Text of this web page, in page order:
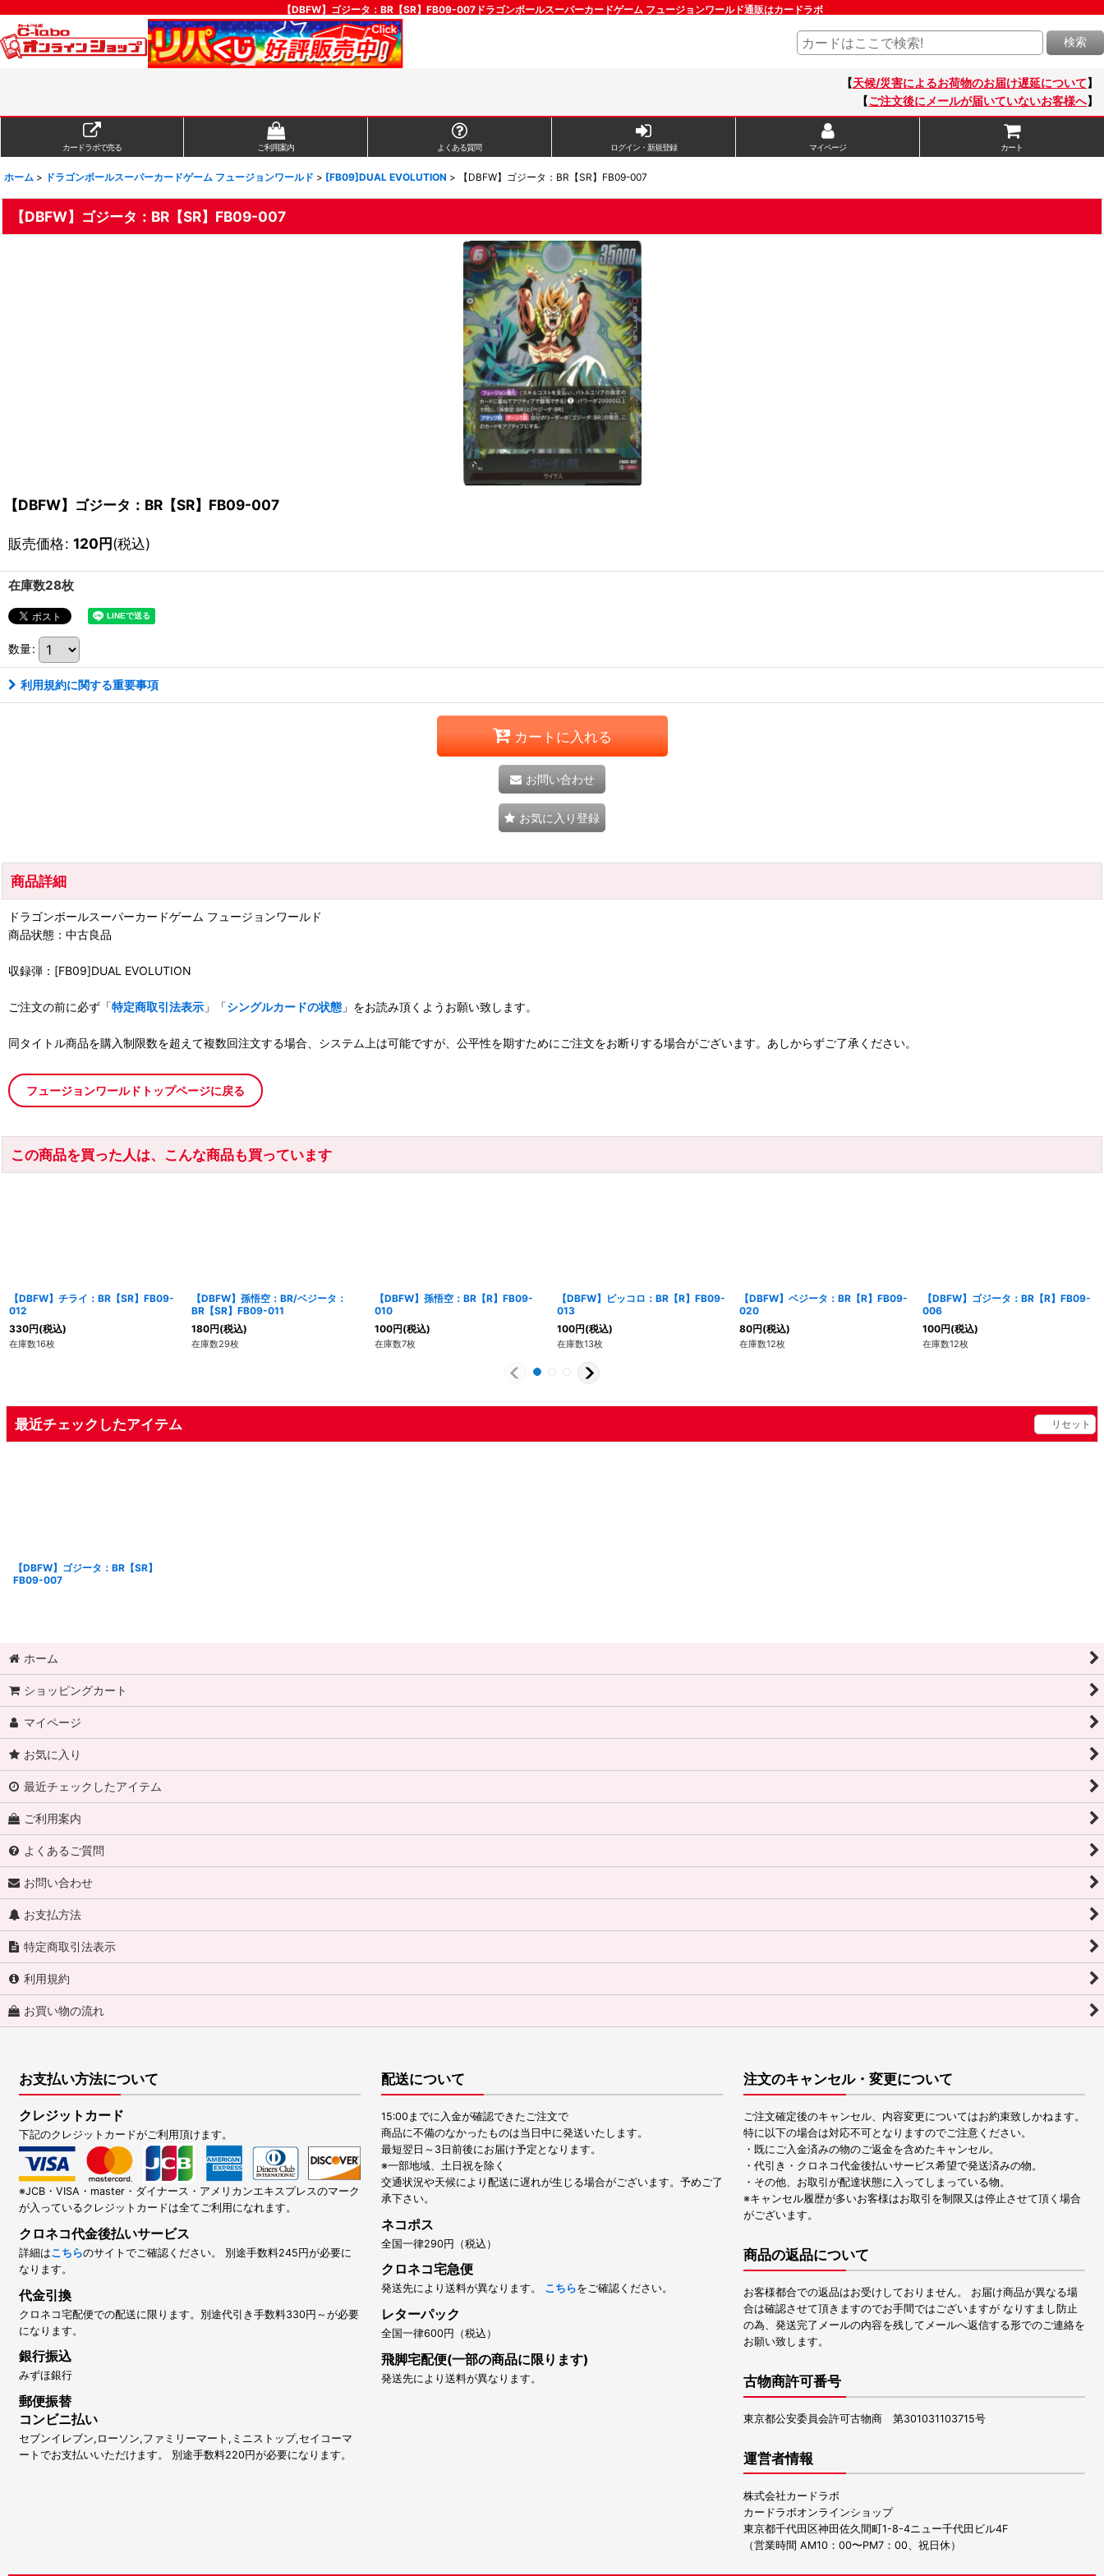
【DBFW】ゴジータ：BR【SR】FB09-007ドラゴンボールスーパーカードゲーム フュージョンワールド通販はカードラボ
検索
【天候/災害によるお荷物のお届け遅延について】
【ご注文後にメールが届いていないお客様へ】
カードラボで売る ご利用案内 よくある質問 ログイン・新規登録 マイページ カート
ホーム > ドラゴンボールスーパーカードゲーム フュージョンワールド > [FB09]DUAL EVOLUTION > 【DBFW】ゴジータ：BR【SR】FB09-007
【DBFW】ゴジータ：BR【SR】FB09-007
【DBFW】ゴジータ：BR【SR】FB09-007
販売価格: 120円(税込)
在庫数28枚
数量:
利用規約に関する重要事項
カートに入れる
お問い合わせ
お気に入り登録
商品詳細
ドラゴンボールスーパーカードゲーム フュージョンワールド
商品状態：中古良品
収録弾：[FB09]DUAL EVOLUTION
ご注文の前に必ず「特定商取引法表示 」「シングルカードの状態 」をお読み頂くようお願い致します。
同タイトル商品を購入制限数を超えて複数回注文する場合、システム上は可能ですが、公平性を期すためにご注文をお断りする場合がございます。あしからずご了承ください。
フュージョンワールドトップページに戻る
この商品を買った人は、こんな商品も買っています
【DBFW】チライ：BR【SR】FB09-
012
330円(税込)
在庫数16枚
【DBFW】孫悟空：BR/ベジータ：
BR【SR】FB09-011
180円(税込)
在庫数29枚
【DBFW】孫悟空：BR【R】FB09-
010
100円(税込)
在庫数7枚
【DBFW】ピッコロ：BR【R】FB09-
013
100円(税込)
在庫数13枚
【DBFW】ベジータ：BR【R】FB09-
020
80円(税込)
在庫数12枚
【DBFW】ゴジータ：BR【R】FB09-
006
100円(税込)
在庫数12枚
最近チェックしたアイテム リセット
【DBFW】ゴジータ：BR【SR】
FB09-007
ホーム
ショッピングカート
マイページ
お気に入り
最近チェックしたアイテム
ご利用案内
よくあるご質問
お問い合わせ
お支払方法
特定商取引法表示
利用規約
お買い物の流れ
お支払い方法について
クレジットカード
下記のクレジットカードがご利用頂けます。
※JCB・VISA・master・ダイナース・アメリカンエキスプレスのマーク
が入っているクレジットカードは全てご利用になれます。
クロネコ代金後払いサービス
詳細はこちらのサイトでご確認ください。 別途手数料245円が必要に
なります。
代金引換
クロネコ宅配便での配送に限ります。別途代引き手数料330円～が必要
になります。
銀行振込
みずほ銀行
郵便振替
コンビニ払い
セブンイレブン,ローソン,ファミリーマート,ミニストップ,セイコーマ
ートでお支払いいただけます。 別途手数料220円が必要になります。
配送について
15:00までに入金が確認できたご注文で
商品に不備のなかったものは当日中に発送いたします。
最短翌日～3日前後にお届け予定となります。
※一部地域、土日祝を除く
交通状況や天候により配送に遅れが生じる場合がございます。予めご了
承下さい。
ネコポス
全国一律290円（税込）
クロネコ宅急便
発送先により送料が異なります。 こちらをご確認ください。
レターパック
全国一律600円（税込）
飛脚宅配便(一部の商品に限ります)
発送先により送料が異なります。
注文のキャンセル・変更について
ご注文確定後のキャンセル、内容変更についてはお約束致しかねます。
特に以下の場合は対応不可となりますのでご注意ください。
・既にご入金済みの物のご返金を含めたキャンセル。
・代引き・クロネコ代金後払いサービス希望で発送済みの物。
・その他、お取引が配達状態に入ってしまっている物。
※キャンセル履歴が多いお客様はお取引を制限又は停止させて頂く場合
がございます。
商品の返品について
お客様都合での返品はお受けしておりません。 お届け商品が異なる場
合は確認させて頂きますのでお手間ではございますが なりすまし防止
の為、発送完了メールの内容を残してメールへ返信する形でのご連絡を
お願い致します。
古物商許可番号
東京都公安委員会許可古物商 第301031103715号
運営者情報
株式会社カードラボ
カードラボオンラインショップ
東京都千代田区神田佐久間町1-8-4ニュー千代田ビル4F
（営業時間 AM10：00〜PM7：00、祝日休）